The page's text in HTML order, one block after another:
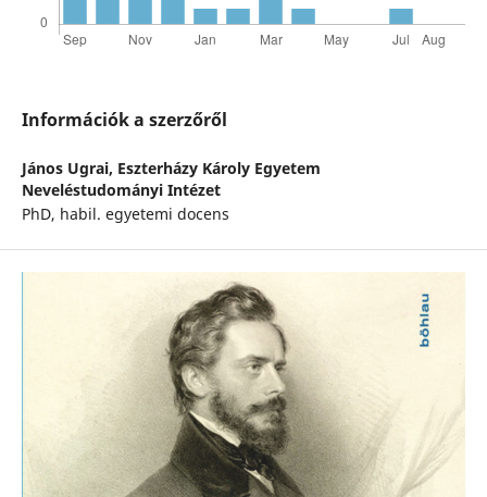
Információk a szerzőről
János Ugrai, Eszterházy Károly Egyetem
Neveléstudományi Intézet
PhD, habil. egyetemi docens